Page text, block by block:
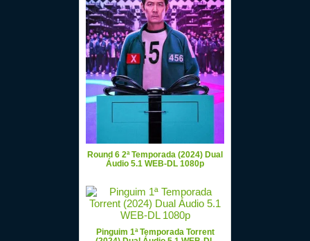
Round 6 2ª Temporada (2024) Dual
Áudio 5.1 WEB-DL 1080p
Pinguim 1ª Temporada Torrent